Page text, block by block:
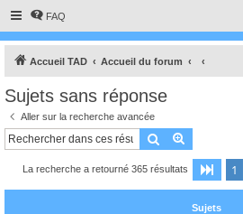
FAQ
Accueil TAD Accueil du forum
Sujets sans réponse
Aller sur la recherche avancée
Rechercher
La recherche a retourné 365 résultats Page
1
Sujets